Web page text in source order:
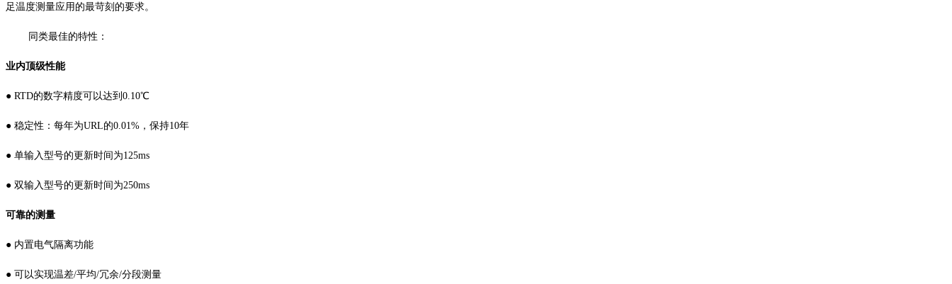
足温度测量应用的最苛刻的要求。
同类最佳的特性：
业内顶级性能
● RTD的数字精度可以达到0.10℃
● 稳定性：每年为URL的0.01%，保持10年
● 单输入型号的更新时间为125ms
● 双输入型号的更新时间为250ms
可靠的测量
● 内置电气隔离功能
● 可以实现温差/平均/冗余/分段测量